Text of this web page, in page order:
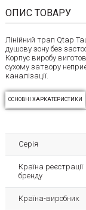
ОПИС ТОВАРУ
Лінійний трап Qtap
душову зону без
Корпус виробу
сухому затвору
каналізації.
ОСНОВНІ ХАРКАТЕРИСТИКИ
Серія
Країна реєстрації
бренду
Країна-виробник